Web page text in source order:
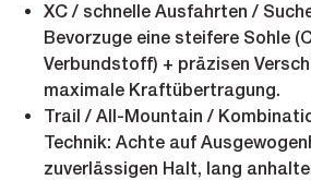
XC / schnelle Ausfahrten /
Bevorzuge eine steifere Sohle
Verbundstoff) + präzisen
maximale Kraftübertragung.
Trail / All-Mountain /
Technik: Achte auf
zuverlässigen Halt, lang